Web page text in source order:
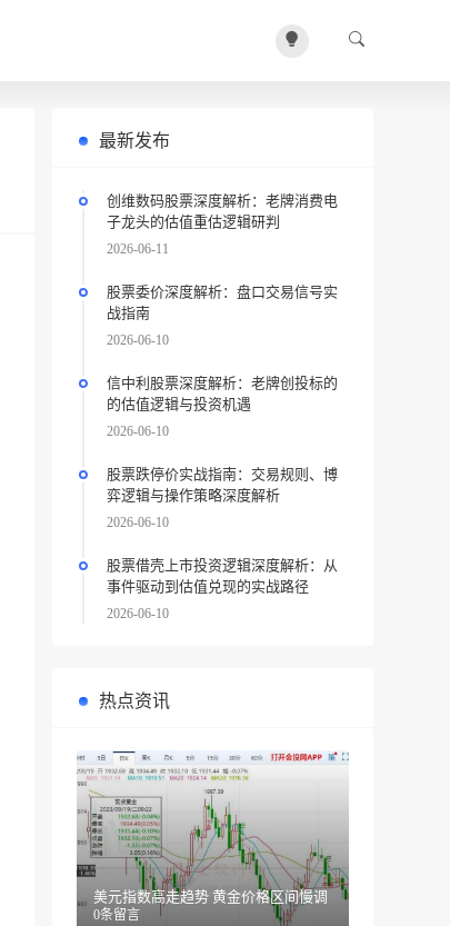
最新发布
创维数码股票深度解析：老牌消费电
子龙头的估值重估逻辑研判
2026-06-11
股票委价深度解析：盘口交易信号实
战指南
2026-06-10
信中利股票深度解析：老牌创投标的
的估值逻辑与投资机遇
2026-06-10
股票跌停价实战指南：交易规则、博
弈逻辑与操作策略深度解析
2026-06-10
股票借壳上市投资逻辑深度解析：从
事件驱动到估值兑现的实战路径
2026-06-10
热点资讯
美元指数高走趋势 黄金价格区间慢调
0条留言